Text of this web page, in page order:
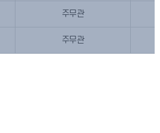
주무관
주무관